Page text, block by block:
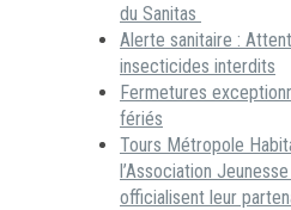
du Sanitas
Alerte sanitaire :
insecticides interdits
Fermetures
fériés
Tours Métropole
l’Association
officialisent leur